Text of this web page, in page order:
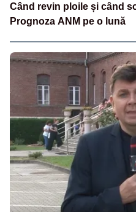
Când revin ploile și când
Prognoza ANM pe o lună